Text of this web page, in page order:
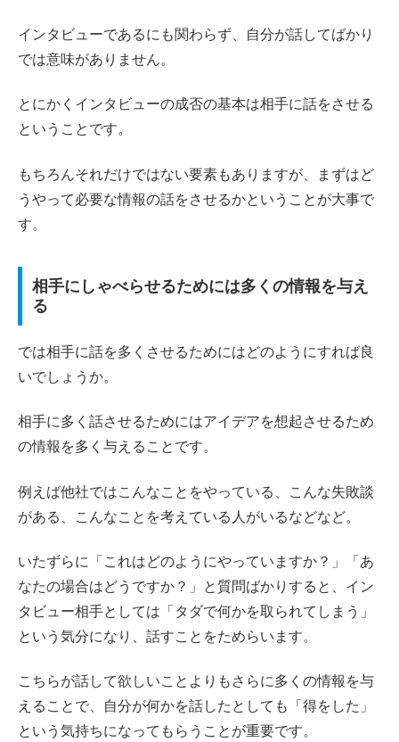
インタビューであるにも関わらず、自分が話してばかり
では意味がありません。
とにかくインタビューの成否の基本は相手に話をさせる
ということです。
もちろんそれだけではない要素もありますが、まずはど
うやって必要な情報の話をさせるかということが大事で
す。
相手にしゃべらせるためには多くの情報を与え
る
では相手に話を多くさせるためにはどのようにすれば良
いでしょうか。
相手に多く話させるためにはアイデアを想起させるため
の情報を多く与えることです。
例えば他社ではこんなことをやっている、こんな失敗談
がある、こんなことを考えている人がいるなどなど。
いたずらに「これはどのようにやっていますか？」「あ
なたの場合はどうですか？」と質問ばかりすると、イン
タビュー相手としては「タダで何かを取られてしまう」
という気分になり、話すことをためらいます。
こちらが話して欲しいことよりもさらに多くの情報を与
えることで、自分が何かを話したとしても「得をした」
という気持ちになってもらうことが重要です。